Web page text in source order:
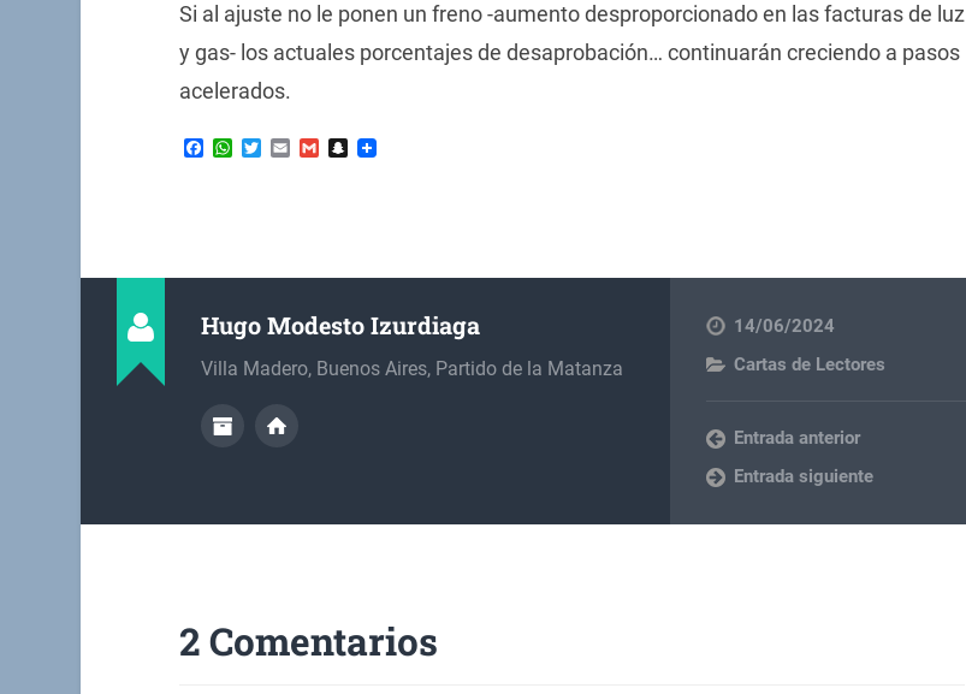
Si al ajuste no le ponen un freno -aumento desproporcionado en las facturas de luz
y gas- los actuales porcentajes de desaprobación… continuarán creciendo a pasos
acelerados.
Facebook
WhatsApp
Twitter
EmailGmailSnapchat
Hugo Modesto Izurdiaga
Villa Madero, Buenos Aires, Partido de la Matanza
14/06/2024
Cartas de Lectores
Entrada anterior
Entrada siguiente
2 Comentarios